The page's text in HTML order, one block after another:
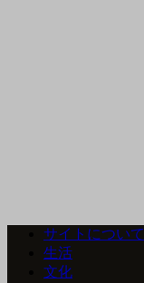
サイトについて
生活
文化